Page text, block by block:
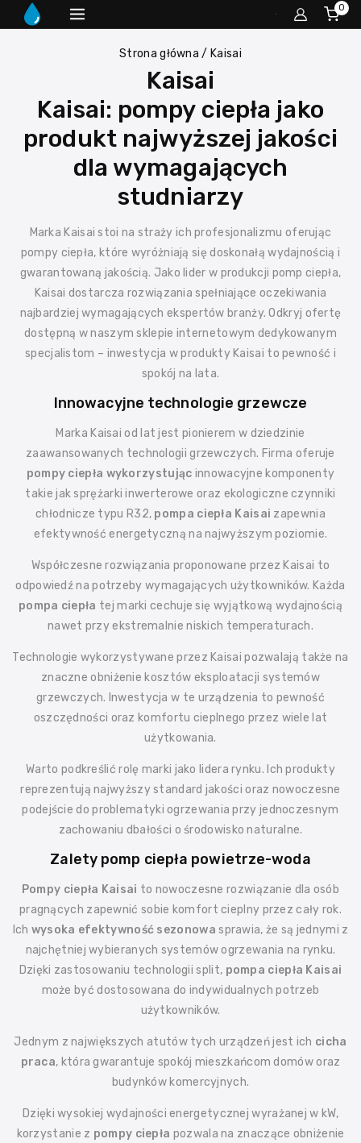
0
Strona główna / Kaisai
Kaisai
Kaisai: pompy ciepła jako
produkt najwyższej jakości
dla wymagających
studniarzy
Marka Kaisai stoi na straży ich profesjonalizmu oferując
pompy ciepła, które wyróżniają się doskonałą wydajnością i
gwarantowaną jakością. Jako lider w produkcji pomp ciepła,
Kaisai dostarcza rozwiązania spełniające oczekiwania
najbardziej wymagających ekspertów branży. Odkryj ofertę
dostępną w naszym sklepie internetowym dedykowanym
specjalistom – inwestycja w produkty Kaisai to pewność i
spokój na lata.
Innowacyjne technologie grzewcze
Marka Kaisai od lat jest pionierem w dziedzinie
zaawansowanych technologii grzewczych. Firma oferuje
pompy ciepła wykorzystując innowacyjne komponenty
takie jak sprężarki inwerterowe oraz ekologiczne czynniki
chłodnicze typu R32, pompa ciepła Kaisai zapewnia
efektywność energetyczną na najwyższym poziomie.
Współczesne rozwiązania proponowane przez Kaisai to
odpowiedź na potrzeby wymagających użytkowników. Każda
pompa ciepła tej marki cechuje się wyjątkową wydajnością
nawet przy ekstremalnie niskich temperaturach.
Technologie wykorzystywane przez Kaisai pozwalają także na
znaczne obniżenie kosztów eksploatacji systemów
grzewczych. Inwestycja w te urządzenia to pewność
oszczędności oraz komfortu cieplnego przez wiele lat
użytkowania.
Warto podkreślić rolę marki jako lidera rynku. Ich produkty
reprezentują najwyższy standard jakości oraz nowoczesne
podejście do problematyki ogrzewania przy jednoczesnym
zachowaniu dbałości o środowisko naturalne.
Zalety pomp ciepła powietrze-woda
Pompy ciepła Kaisai to nowoczesne rozwiązanie dla osób
pragnących zapewnić sobie komfort cieplny przez cały rok.
Ich wysoka efektywność sezonowa sprawia, że są jednymi z
najchętniej wybieranych systemów ogrzewania na rynku.
Dzięki zastosowaniu technologii split, pompa ciepła Kaisai
może być dostosowana do indywidualnych potrzeb
użytkowników.
Jednym z największych atutów tych urządzeń jest ich cicha
praca, która gwarantuje spokój mieszkańcom domów oraz
budynków komercyjnych.
Dzięki wysokiej wydajności energetycznej wyrażanej w kW,
korzystanie z pompy ciepła pozwala na znaczące obniżenie